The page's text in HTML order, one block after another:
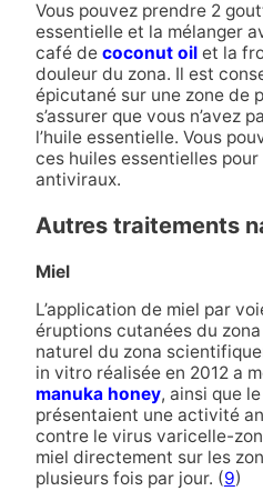
Vous pouvez prendre 2
essentielle et la mélanger
café de coconut oilet la
douleur du zona. Il est
épicutané sur une zone de
s’assurer que vous n’avez
l’huile essentielle. Vous
ces huiles essentielles
antiviraux.
Autres traitements
Miel
L’application de miel par
éruptions cutanées du
naturel du zona
in vitro réalisée en 2012 a
manuka honey, ainsi que
présentaient une activité
contre le virus varicelle-
miel directement sur les
plusieurs fois par jour. (9)